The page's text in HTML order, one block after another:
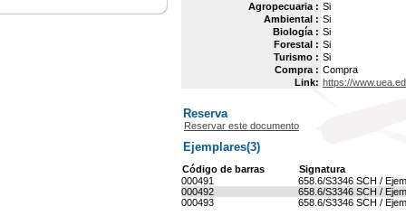
Agropecuaria : Si
Ambiental : Si
Biología : Si
Forestal : Si
Turismo : Si
Compra : Compra
Link: https://
Reserva
Reservar este documento
Ejemplares(3)
Código de barras
Signatura
000491
658.6/S3346 SCH /
000492
658.6/S3346 SCH /
000493
658.6/S3346 SCH /